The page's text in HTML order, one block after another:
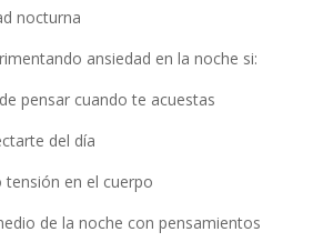
nocturna
ansiedad en la noche si:
pensar cuando te acuestas
del día
tensión en el cuerpo
de la noche con pensamientos